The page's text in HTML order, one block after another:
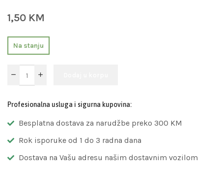
1,50 KM
Na stanju
Profesionalna usluga i sigurna kupovina:
Besplatna dostava za narudžbe preko 300 KM
Rok isporuke od 1 do 3 radna dana
Dostava na Vašu adresu našim dostavnim vozilom